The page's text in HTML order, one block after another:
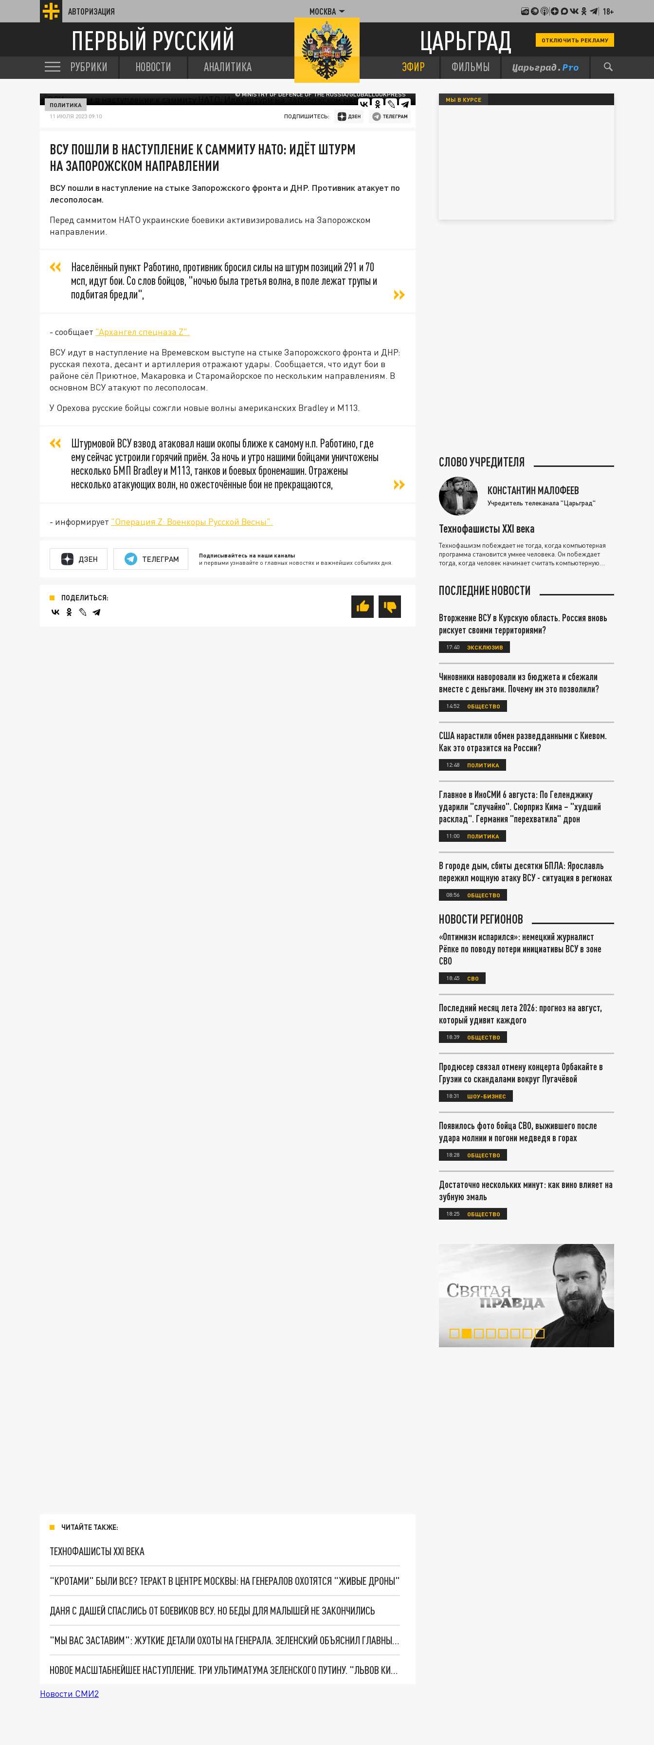
АВТОРИЗАЦИЯ МОСКВА 18+
ПЕРВЫЙ РУССКИЙ ЦАРЬГРАД ОТКЛЮЧИТЬ РЕКЛАМУ
РУБРИКИ НОВОСТИ АНАЛИТИКА ЭФИР ФИЛЬМЫ
© MINISTRY OF DEFENCE OF THE RUSSIA/GLOBALLOOKPRESS
ПОЛИТИКА
11 ИЮЛЯ 2023 09:10 ПОДПИШИТЕСЬ:
ВСУ ПОШЛИ В НАСТУПЛЕНИЕ К САММИТУ НАТО: ИДЁТ ШТУРМ
НА ЗАПОРОЖСКОМ НАПРАВЛЕНИИ
ВСУ пошли в наступление на стыке Запорожского фронта и ДНР. Противник атакует по
лесополосам.
Перед саммитом НАТО украинские боевики активизировались на Запорожском
направлении.
Населённый пункт Работино, противник бросил силы на штурм позиций 291 и 70
мсп, идут бои. Со слов бойцов, "ночью была третья волна, в поле лежат трупы и
подбитая бредли",
- сообщает "Архангел спецназа Z".
ВСУ идут в наступление на Времевском выступе на стыке Запорожского фронта и ДНР:
русская пехота, десант и артиллерия отражают удары. Сообщается, что идут бои в
районе сёл Приютное, Макаровка и Старомайорское по нескольким направлениям. В
основном ВСУ атакуют по лесополосам.
У Орехова русские бойцы сожгли новые волны американских Bradley и М113.
Штурмовой ВСУ взвод атаковал наши окопы ближе к самому н.п. Работино, где
ему сейчас устроили горячий приём. За ночь и утро нашими бойцами уничтожены
несколько БМП Bradley и М113, танков и боевых бронемашин. Отражены
несколько атакующих волн, но ожесточённые бои не прекращаются,
- информирует "Операция Z: Военкоры Русской Весны".
ДЗЕН ТЕЛЕГРАМ Подписывайтесь на наши каналы
и первыми узнавайте о главных новостях и важнейших событиях дня.
ПОДЕЛИТЬСЯ:
ЧИТАЙТЕ ТАКЖЕ:
ТЕХНОФАШИСТЫ XXI ВЕКА
"КРОТАМИ" БЫЛИ ВСЕ? ТЕРАКТ В ЦЕНТРЕ МОСКВЫ: НА ГЕНЕРАЛОВ ОХОТЯТСЯ "ЖИВЫЕ ДРОНЫ"
ДАНЯ С ДАШЕЙ СПАСЛИСЬ ОТ БОЕВИКОВ ВСУ. НО БЕДЫ ДЛЯ МАЛЫШЕЙ НЕ ЗАКОНЧИЛИСЬ
"МЫ ВАС ЗАСТАВИМ": ЖУТКИЕ ДЕТАЛИ ОХОТЫ НА ГЕНЕРАЛА. ЗЕЛЕНСКИЙ ОБЪЯСНИЛ ГЛАВНЫЙ СМЫСЛ ТЕРАКТА В ЦЕНТРЕ МОСКВЫ
НОВОЕ МАСШТАБНЕЙШЕЕ НАСТУПЛЕНИЕ. ТРИ УЛЬТИМАТУМА ЗЕЛЕНСКОГО ПУТИНУ. "ЛЬВОВ КИМА" ПОСТАВЯТ НА ПВО? ГЛОБАЛЬНЫЙ ПРОРЫВ ПОД ЗАПОРОЖЬЕМ
Новости СМИ2
МЫ В КУРСЕ
СЛОВО УЧРЕДИТЕЛЯ
КОНСТАНТИН МАЛОФЕЕВ
Учредитель телеканала "Царьград"
Технофашисты XXI века
Технофашизм побеждает не тогда, когда компьютерная
программа становится умнее человека. Он побеждает
тогда, когда человек начинает считать компьютерную
ПОСЛЕДНИЕ НОВОСТИ
Вторжение ВСУ в Курскую область. Россия вновь
рискует своими территориями?
17:40 ЭКСКЛЮЗИВ
Чиновники наворовали из бюджета и сбежали
вместе с деньгами. Почему им это позволили?
14:52 ОБЩЕСТВО
США нарастили обмен разведданными с Киевом.
Как это отразится на России?
12:48 ПОЛИТИКА
Главное в ИноСМИ 6 августа: По Геленджику
ударили "случайно". Сюрприз Кима – "худший
расклад". Германия "перехватила" дрон
11:00 ПОЛИТИКА
В городе дым, сбиты десятки БПЛА: Ярославль
пережил мощную атаку ВСУ - ситуация в регионах
08:56 ОБЩЕСТВО
НОВОСТИ РЕГИОНОВ
«Оптимизм испарился»: немецкий журналист
Рёпке по поводу потери инициативы ВСУ в зоне
СВО
18:45 СВО
Последний месяц лета 2026: прогноз на август,
который удивит каждого
18:39 ОБЩЕСТВО
Продюсер связал отмену концерта Орбакайте в
Грузии со скандалами вокруг Пугачёвой
18:31 ШОУ-БИЗНЕС
Появилось фото бойца СВО, выжившего после
удара молнии и погони медведя в горах
18:28 ОБЩЕСТВО
Достаточно нескольких минут: как вино влияет на
зубную эмаль
18:25 ОБЩЕСТВО